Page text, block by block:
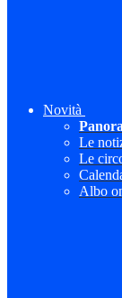
Novità
Le
Le
Albo